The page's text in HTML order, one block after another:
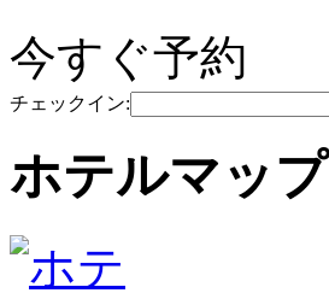
今すぐ予約
チェックイン:
ホテルマップ